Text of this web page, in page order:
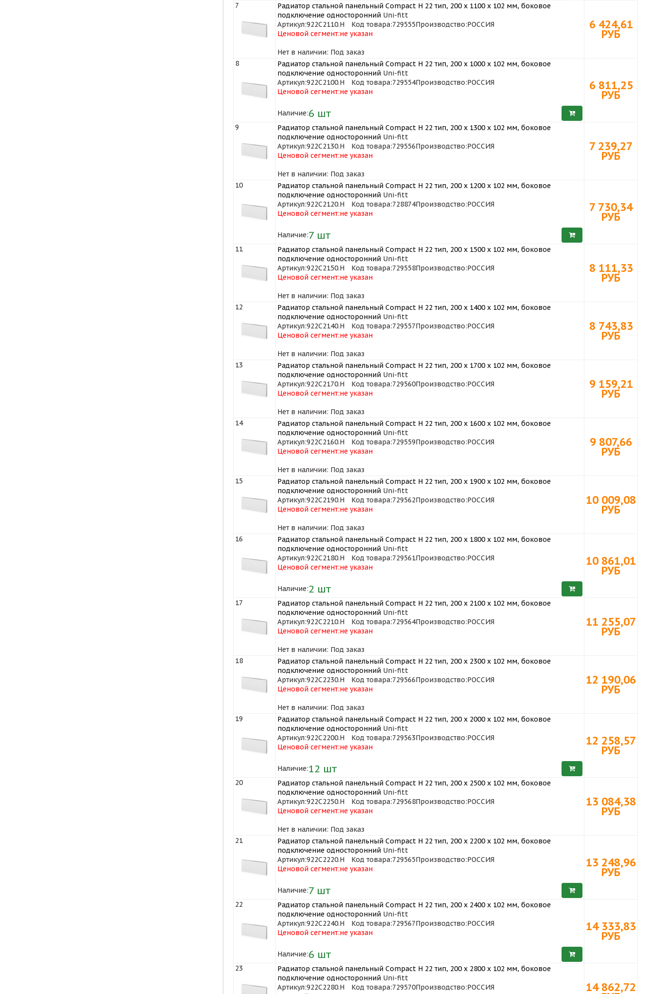
7
Радиатор стальной панельный Compact H 22 тип, 200 х 1100 x 102 мм, боковое
подключение одностороннийUni-fitt
Артикул:922C2110.H Код товара:729555Производство:РОССИЯ
Ценовой сегмент:не указан
Нет в наличии: Под заказ
6 424,61
РУБ
8
Радиатор стальной панельный Compact H 22 тип, 200 х 1000 x 102 мм, боковое
подключение одностороннийUni-fitt
Артикул:922C2100.H Код товара:729554Производство:РОССИЯ
Ценовой сегмент:не указан
Наличие:6 шт
6 811,25
РУБ
9
Радиатор стальной панельный Compact H 22 тип, 200 х 1300 x 102 мм, боковое
подключение одностороннийUni-fitt
Артикул:922C2130.H Код товара:729556Производство:РОССИЯ
Ценовой сегмент:не указан
Нет в наличии: Под заказ
7 239,27
РУБ
10
Радиатор стальной панельный Compact H 22 тип, 200 х 1200 x 102 мм, боковое
подключение одностороннийUni-fitt
Артикул:922C2120.H Код товара:728874Производство:РОССИЯ
Ценовой сегмент:не указан
Наличие:7 шт
7 730,34
РУБ
11
Радиатор стальной панельный Compact H 22 тип, 200 х 1500 x 102 мм, боковое
подключение одностороннийUni-fitt
Артикул:922C2150.H Код товара:729558Производство:РОССИЯ
Ценовой сегмент:не указан
Нет в наличии: Под заказ
8 111,33
РУБ
12
Радиатор стальной панельный Compact H 22 тип, 200 х 1400 x 102 мм, боковое
подключение одностороннийUni-fitt
Артикул:922C2140.H Код товара:729557Производство:РОССИЯ
Ценовой сегмент:не указан
Нет в наличии: Под заказ
8 743,83
РУБ
13
Радиатор стальной панельный Compact H 22 тип, 200 х 1700 x 102 мм, боковое
подключение одностороннийUni-fitt
Артикул:922C2170.H Код товара:729560Производство:РОССИЯ
Ценовой сегмент:не указан
Нет в наличии: Под заказ
9 159,21
РУБ
14
Радиатор стальной панельный Compact H 22 тип, 200 х 1600 x 102 мм, боковое
подключение одностороннийUni-fitt
Артикул:922C2160.H Код товара:729559Производство:РОССИЯ
Ценовой сегмент:не указан
Нет в наличии: Под заказ
9 807,66
РУБ
15
Радиатор стальной панельный Compact H 22 тип, 200 х 1900 x 102 мм, боковое
подключение одностороннийUni-fitt
Артикул:922C2190.H Код товара:729562Производство:РОССИЯ
Ценовой сегмент:не указан
Нет в наличии: Под заказ
10 009,08
РУБ
16
Радиатор стальной панельный Compact H 22 тип, 200 х 1800 x 102 мм, боковое
подключение одностороннийUni-fitt
Артикул:922C2180.H Код товара:729561Производство:РОССИЯ
Ценовой сегмент:не указан
Наличие:2 шт
10 861,01
РУБ
17
Радиатор стальной панельный Compact H 22 тип, 200 х 2100 x 102 мм, боковое
подключение одностороннийUni-fitt
Артикул:922C2210.H Код товара:729564Производство:РОССИЯ
Ценовой сегмент:не указан
Нет в наличии: Под заказ
11 255,07
РУБ
18
Радиатор стальной панельный Compact H 22 тип, 200 х 2300 x 102 мм, боковое
подключение одностороннийUni-fitt
Артикул:922C2230.H Код товара:729566Производство:РОССИЯ
Ценовой сегмент:не указан
Нет в наличии: Под заказ
12 190,06
РУБ
19
Радиатор стальной панельный Compact H 22 тип, 200 х 2000 x 102 мм, боковое
подключение одностороннийUni-fitt
Артикул:922C2200.H Код товара:729563Производство:РОССИЯ
Ценовой сегмент:не указан
Наличие:12 шт
12 258,57
РУБ
20
Радиатор стальной панельный Compact H 22 тип, 200 х 2500 x 102 мм, боковое
подключение одностороннийUni-fitt
Артикул:922C2250.H Код товара:729568Производство:РОССИЯ
Ценовой сегмент:не указан
Нет в наличии: Под заказ
13 084,38
РУБ
21
Радиатор стальной панельный Compact H 22 тип, 200 х 2200 x 102 мм, боковое
подключение одностороннийUni-fitt
Артикул:922C2220.H Код товара:729565Производство:РОССИЯ
Ценовой сегмент:не указан
Наличие:7 шт
13 248,96
РУБ
22
Радиатор стальной панельный Compact H 22 тип, 200 х 2400 x 102 мм, боковое
подключение одностороннийUni-fitt
Артикул:922C2240.H Код товара:729567Производство:РОССИЯ
Ценовой сегмент:не указан
Наличие:6 шт
14 333,83
РУБ
23
Радиатор стальной панельный Compact H 22 тип, 200 х 2800 x 102 мм, боковое
подключение одностороннийUni-fitt
Артикул:922C2280.H Код товара:729570Производство:РОССИЯ
14 862,72